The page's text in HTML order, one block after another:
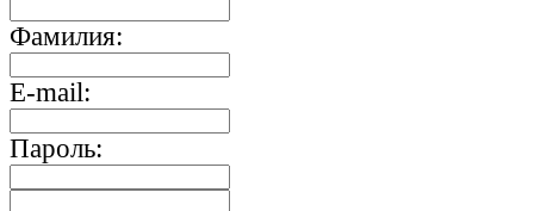
Фамилия:
E-mail:
Пароль: